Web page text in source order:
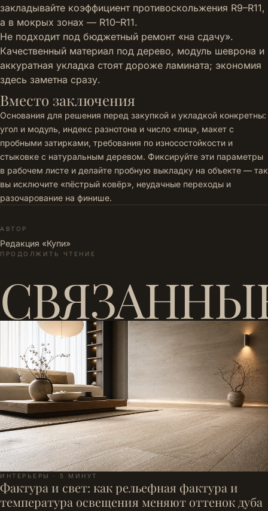
закладывайте коэффициент противоскольжения R9–R11,
а в мокрых зонах — R10–R11.
Не подходит под бюджетный ремонт «на сдачу».
Качественный материал под дерево, модуль шеврона и
аккуратная укладка стоят дороже ламината; экономия
здесь заметна сразу.
Вместо заключения
Основания для решения перед закупкой и укладкой конкретны:
угол и модуль, индекс разнотона и число «лиц», макет с
пробными затирками, требования по износостойкости и
стыковке с натуральным деревом. Фиксируйте эти параметры
в рабочем листе и делайте пробную выкладку на объекте — так
вы исключите «пёстрый ковёр», неудачные переходы и
разочарование на финише.
АВТОР
Редакция «Купи»
ПРОДОЛЖИТЬ ЧТЕНИЕ
ИНТЕРЬЕРЫ · 5 МИНУТ
Фактура и свет: как рельефная фактура и
температура освещения меняют оттенок дуба